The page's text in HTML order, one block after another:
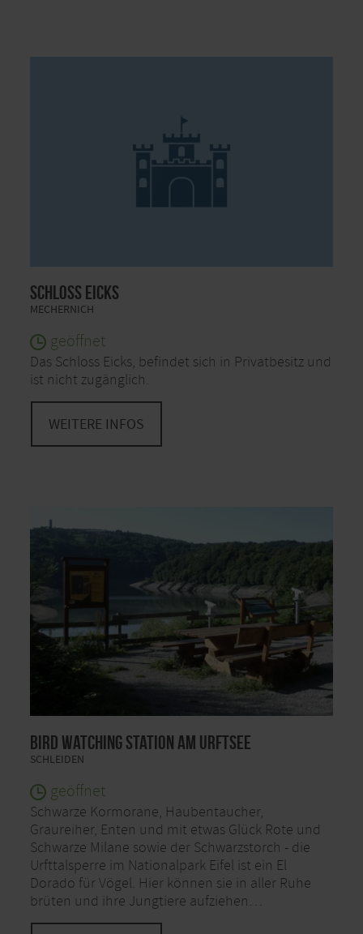
Schloss Eicks
MECHERNICH
geöffnet
Das Schloss Eicks, befindet sich in Privatbesitz und
ist nicht zugänglich.
WEITERE INFOS
Bird Watching Station am Urftsee
SCHLEIDEN
geöffnet
Schwarze Kormorane, Haubentaucher,
Graureiher, Enten und mit etwas Glück Rote und
Schwarze Milane sowie der Schwarzstorch - die
Urfttalsperre im Nationalpark Eifel ist ein El
Dorado für Vögel. Hier können sie in aller Ruhe
brüten und ihre Jungtiere aufziehen…